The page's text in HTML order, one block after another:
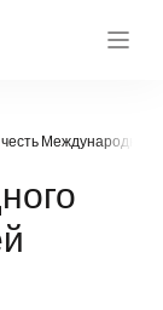
честь